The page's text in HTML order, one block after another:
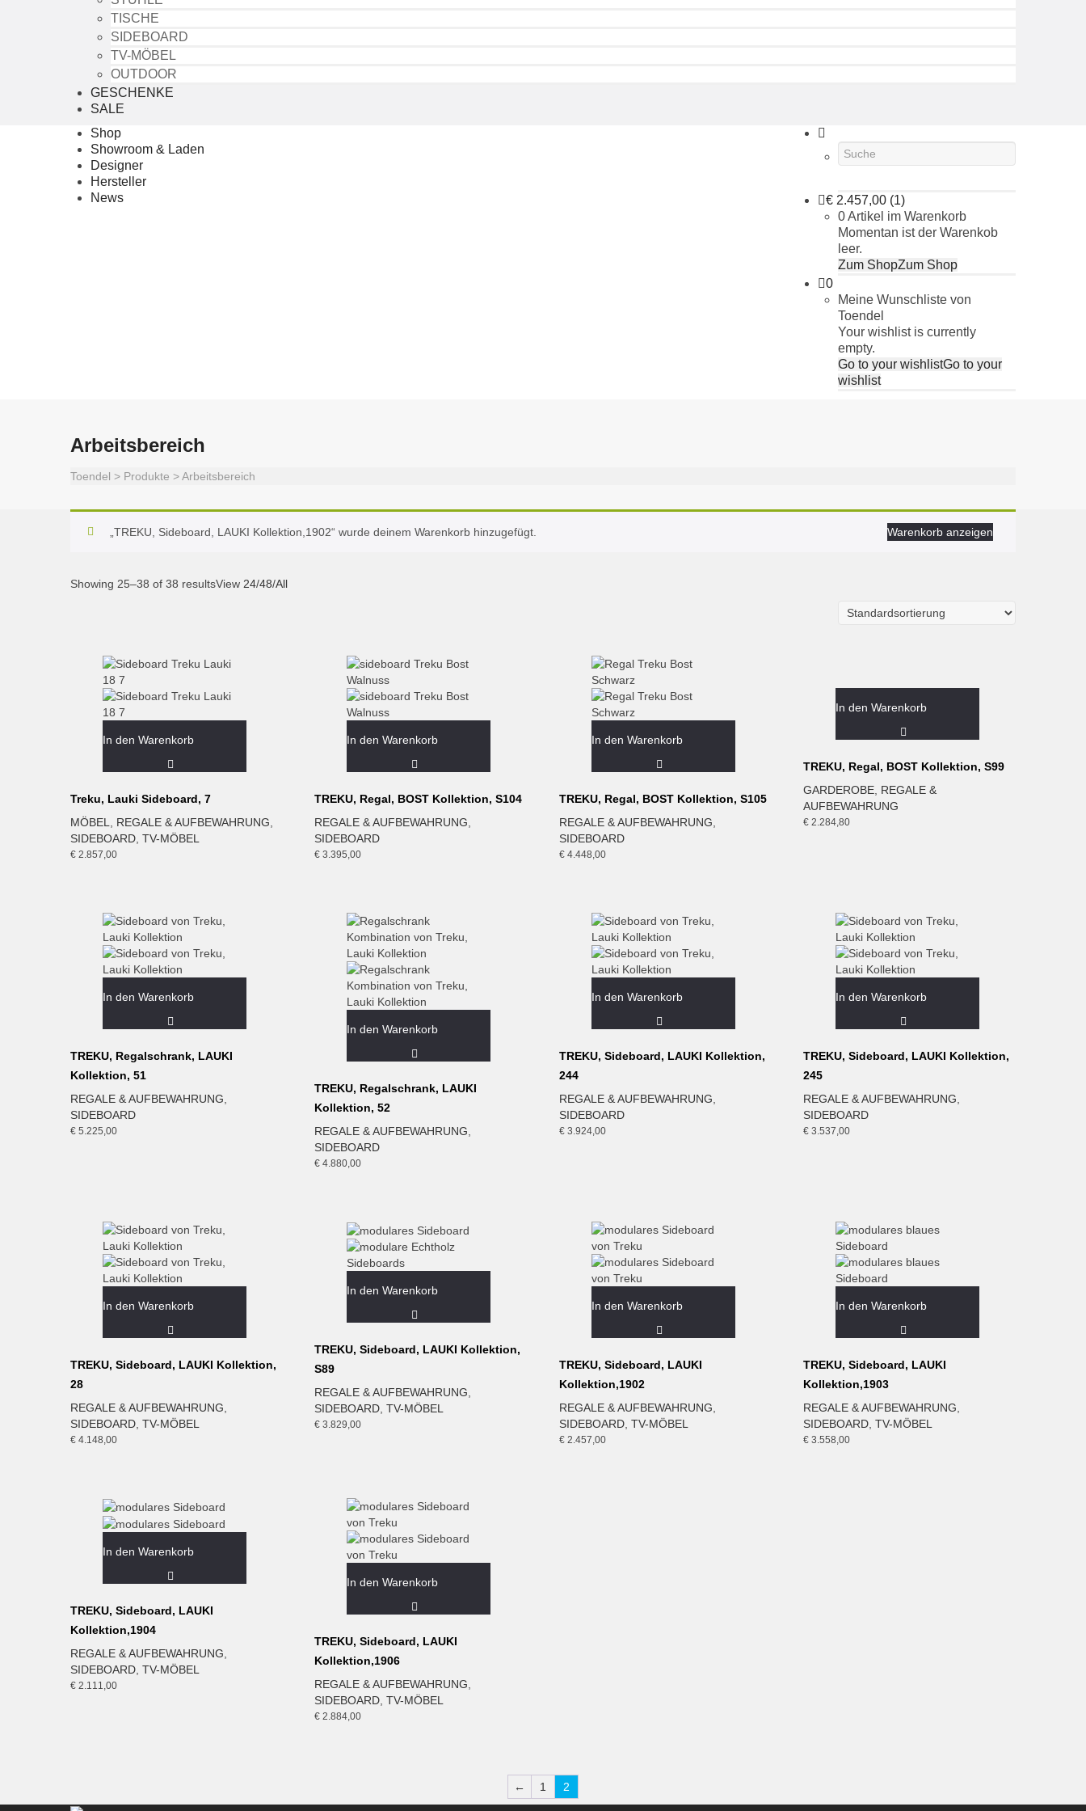
TISCHE
SIDEBOARD
TV-MÖBEL
OUTDOOR
GESCHENKE
SALE
Shop
Showroom & Laden
Designer
Hersteller
News
€ 2.457,00 (1)
0 Artikel im Warenkorb
Momentan ist der Warenkob
leer.
Zum ShopZum Shop
0
Meine Wunschliste von
Toendel
Your wishlist is currently
empty.
Go to your wishlistGo to your
wishlist
Arbeitsbereich
Toendel > Produkte >Arbeitsbereich
„TREKU, Sideboard, LAUKI Kollektion,1902“ wurde deinem Warenkorb hinzugefügt. Warenkorb anzeigen
Showing 25–38 of 38 resultsView 24/48/All
In den Warenkorb
Treku, Lauki Sideboard, 7
MÖBEL
REGALE & AUFBEWAHRUNG
SIDEBOARD TV-MÖBEL
€ 2.857,00
In den Warenkorb
TREKU, Regal, BOST Kollektion, S104
REGALE & AUFBEWAHRUNG
SIDEBOARD
€ 3.395,00
In den Warenkorb
TREKU, Regal, BOST Kollektion, S105
REGALE & AUFBEWAHRUNG
SIDEBOARD
€4.448,00
In den Warenkorb
TREKU, Regal, BOST Kollektion, S99
GARDEROBE REGALE &
AUFBEWAHRUNG
€ 2.284,80
In den Warenkorb
TREKU, Regalschrank, LAUKI
Kollektion, 51
REGALE & AUFBEWAHRUNG
SIDEBOARD
€ 5.225,00
In den Warenkorb
TREKU, Regalschrank, LAUKI
Kollektion, 52
REGALE & AUFBEWAHRUNG
SIDEBOARD
€ 4.880,00
In den Warenkorb
TREKU, Sideboard, LAUKI Kollektion,
244
REGALE & AUFBEWAHRUNG
SIDEBOARD
€3.924,00
In den Warenkorb
TREKU, Sideboard, LAUKI Kollektion,
245
REGALE & AUFBEWAHRUNG
SIDEBOARD
€ 3.537,00
In den Warenkorb
TREKU, Sideboard, LAUKI Kollektion,
28
REGALE & AUFBEWAHRUNG
SIDEBOARD TV-MÖBEL
€ 4.148,00
In den Warenkorb
TREKU, Sideboard, LAUKI Kollektion,
S89
REGALE & AUFBEWAHRUNG
SIDEBOARD ,TV-MÖBEL
€ 3.829,00
In den Warenkorb
TREKU, Sideboard, LAUKI
Kollektion,1902
REGALE & AUFBEWAHRUNG
SIDEBOARD, TV-MÖBEL
€2.457,00
In den Warenkorb
TREKU, Sideboard, LAUKI
Kollektion,1903
REGALE & AUFBEWAHRUNG
SIDEBOARD ,TV-MÖBEL
€ 3.558,00
In den Warenkorb
TREKU, Sideboard, LAUKI
Kollektion,1904
REGALE & AUFBEWAHRUNG
SIDEBOARD TV-MÖBEL
€ 2.111,00
In den Warenkorb
TREKU, Sideboard, LAUKI
Kollektion,1906
REGALE & AUFBEWAHRUNG
SIDEBOARD ,TV-MÖBEL
€ 2.884,00
← 1 2